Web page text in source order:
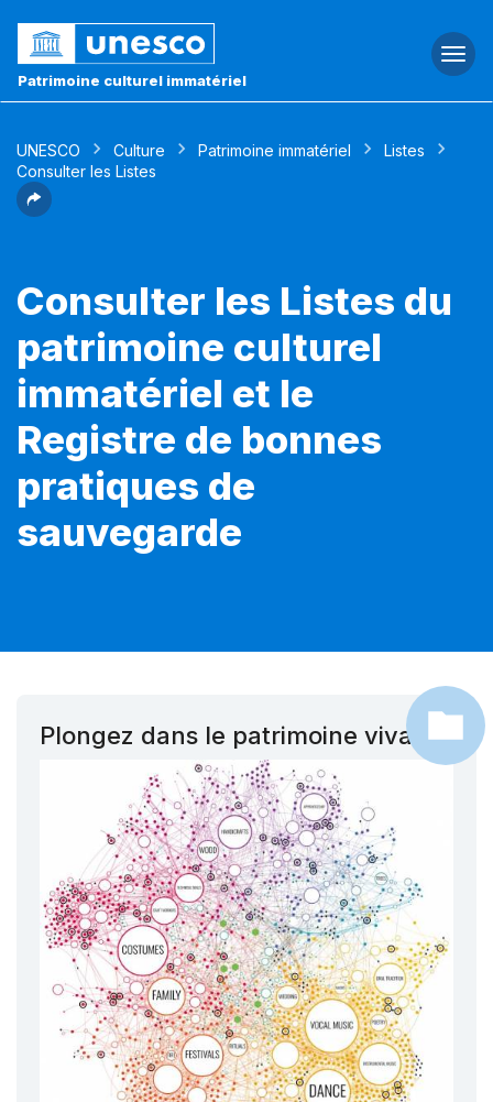
Patrimoine culturel immatériel
UNESCO Culture Patrimoine immatériel
Listes
Consulter les Listes
Consulter les Listes du
patrimoine culturel
immatériel et le
Registre de bonnes
pratiques de
sauvegarde
Plongez dans le patrimoine vivant !